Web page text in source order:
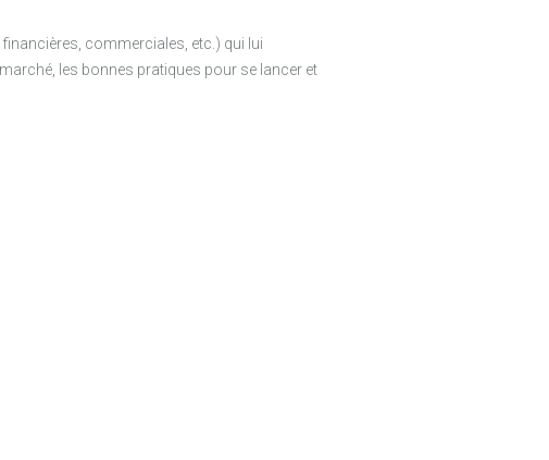
commerciales, etc.) qui lui
les bonnes pratiques pour se lancer et